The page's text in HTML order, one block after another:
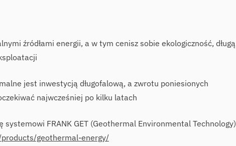
źródłami energii, a w tym cenisz sobie ekologiczność, długą
jest inwestycją długofalową, a zwrotu poniesionych
najwcześniej po kilku latach
FRANK GET (Geothermal Environmental Technology)
geothermal-energy/